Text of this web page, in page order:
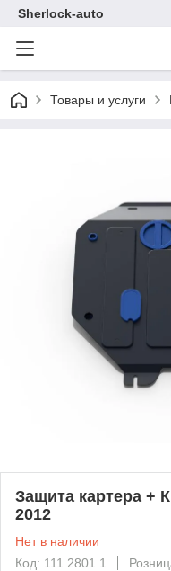
Sherlock-auto
Товары и услуги
Защита картера +
2012
Нет в наличии
Код: 111.2801.1